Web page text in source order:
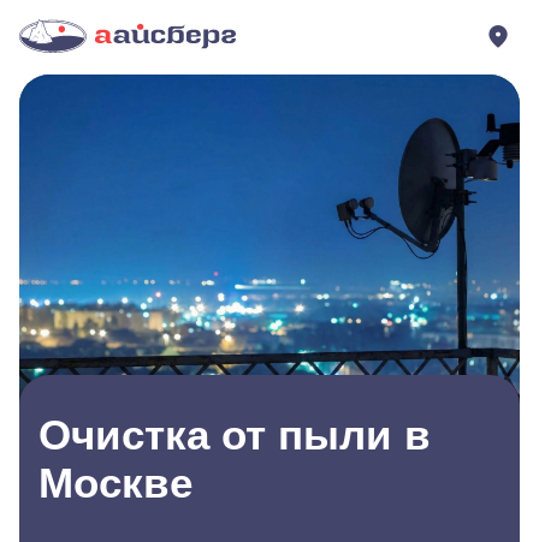
Очистка от пыли в
Москве